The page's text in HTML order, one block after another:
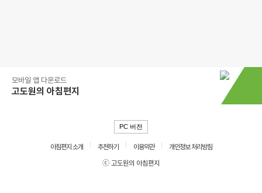
모바일 앱 다운로드
고도원의 아침편지
PC 버전
아침편지 소개 추천하기 이용약관
개인정보 처리방침
ⓒ 고도원의 아침편지